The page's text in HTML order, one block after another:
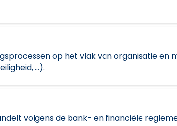
op het vlak van organisatie en
...).
volgens de bank- en financiële